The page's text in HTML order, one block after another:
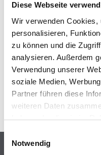
Diese Webseite
Wir verwenden Cookies,
personalisieren,
zu können und die
analysieren. Außerdem
Verwendung unserer
soziale Medien,
Partner führen diese
weiteren Daten
haben oder die sie im
Einwilligungsauswahl
Notwendig
IST
Keine Sorge, wir
werden das Problem
Erkunden Sie in der
und lassen
ZURÜCK
Online-Shop